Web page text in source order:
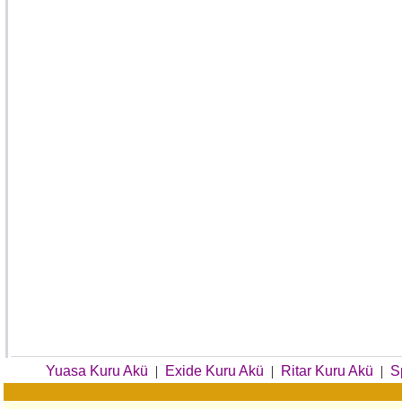
Yuasa Kuru Akü | Exide Kuru Akü | Ritar Kuru Akü |